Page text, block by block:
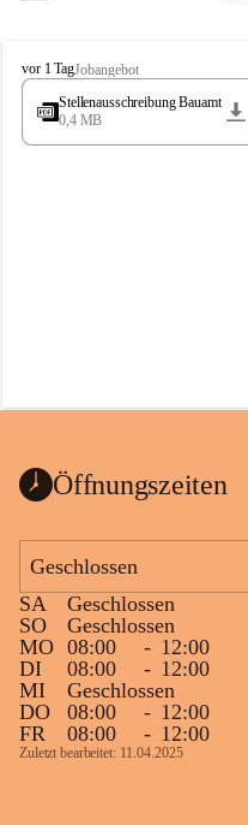
S
t
s
vor 1 TagJobangebot
Stellenausschreibung Bauamt
0,4 MB
Öffnungszeiten
Geschlossen
SA
Geschlossen
SO
Geschlossen
MO 08:00 - 12:00
DI
08:00 - 12:00
MI
Geschlossen
DO
08:00 - 12:00
FR
08:00 - 12:00
Zuletzt bearbeitet: 11.04.2025